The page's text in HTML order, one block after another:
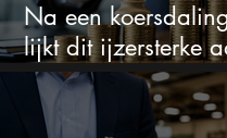
Na een
lijkt dit ijzersterke
aantrekkelijker